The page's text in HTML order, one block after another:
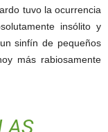
tuvo la ocurrencia
insólito y
sinfín de pequeños
más rabiosamente